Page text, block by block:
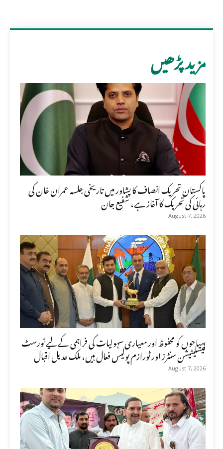
مزید پڑھیں
پاکستان تحریک انصاف کا پشاور میں تاریخی جلسہ عمران خان کی
رہائی کی تحریک کا آغاز ہے، شفیع جان
August 7, 2026
سیاحوں کو محفوظ اور معیاری سہولیات کی فراہمی کے لیے ٹورسٹ
فیسلیٹیشن سنٹرز اور ٹورازم پولیس فعال ہیں، ملک عدیل اقبال
August 7, 2026